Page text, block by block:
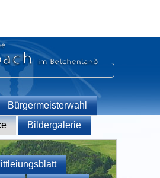
Bürgermeisterwahl
Bildergalerie